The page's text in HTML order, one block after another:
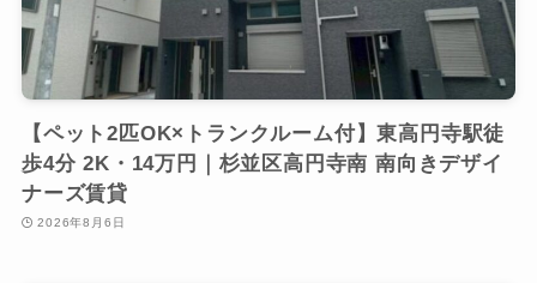
【ペット2匹OK×トランクルーム付】東高円寺駅徒
歩4分 2K・14万円｜杉並区高円寺南 南向きデザイ
ナーズ賃貸
2026年8月6日